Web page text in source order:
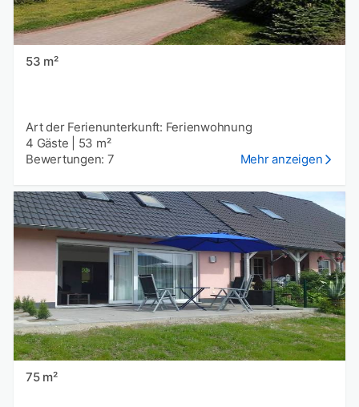
53 m²
Art der Ferienunterkunft: Ferienwohnung
4 Gäste
53 m²
Bewertungen: 7
Mehr anzeigen
75 m²